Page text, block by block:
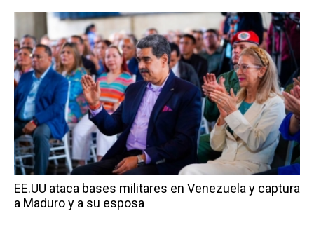
EE.UU ataca bases militares en Venezuela y captura
a Maduro y a su esposa